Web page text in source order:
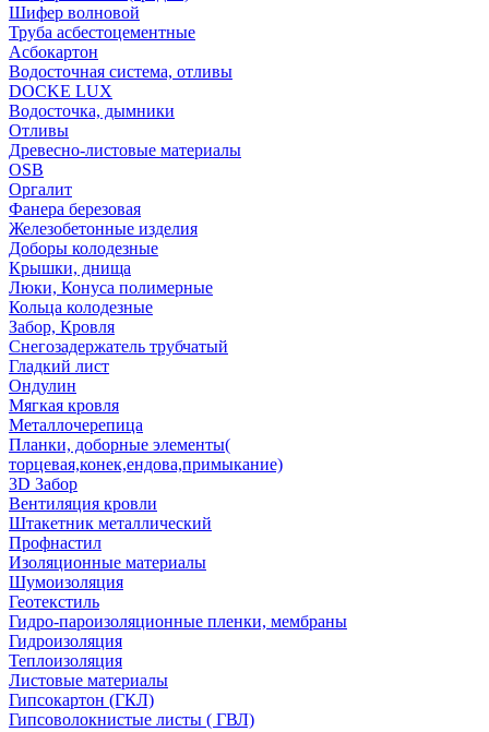
Шифер волновой
Труба асбестоцементные
Асбокартон
Водосточная система, отливы
DOCKE LUX
Водосточка, дымники
Отливы
Древесно-листовые материалы
OSB
Оргалит
Фанера березовая
Железобетонные изделия
Доборы колодезные
Крышки, днища
Люки, Конуса полимерные
Кольца колодезные
Забор, Кровля
Снегозадержатель трубчатый
Гладкий лист
Ондулин
Мягкая кровля
Металлочерепица
Планки, доборные элементы(
торцевая,конек,ендова,примыкание)
3D Забор
Вентиляция кровли
Штакетник металлический
Профнастил
Изоляционные материалы
Шумоизоляция
Геотекстиль
Гидро-пароизоляционные пленки, мембраны
Гидроизоляция
Теплоизоляция
Листовые материалы
Гипсокартон (ГКЛ)
Гипсоволокнистые листы ( ГВЛ)